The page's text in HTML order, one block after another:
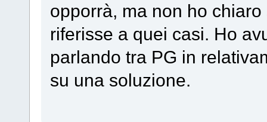
opporrà, ma non ho
riferisse a quei casi. Ho
parlando tra PG in
su una soluzione.